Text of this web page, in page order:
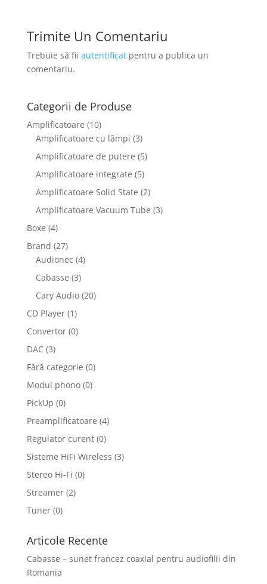
Trimite Un Comentariu
Trebuie să fii autentificatpentru a publica un
comentariu.
Categorii de Produse
Amplificatoare (10)
Amplificatoare cu lămpi (3)
Amplificatoare de putere (5)
Amplificatoare integrate (5)
Amplificatoare Solid State (2)
Amplificatoare Vacuum Tube (3)
Boxe (4)
Brand (27)
Audionec (4)
Cabasse (3)
Cary Audio (20)
CD Player (1)
Convertor (0)
DAC (3)
Fără categorie (0)
Modul phono (0)
PickUp (0)
Preamplificatoare (4)
Regulator curent (0)
Sisteme HiFi Wireless (3)
Stereo Hi-Fi (0)
Streamer (2)
Tuner (0)
Articole Recente
Cabasse – sunet francez coaxial pentru audiofilii din
Romania